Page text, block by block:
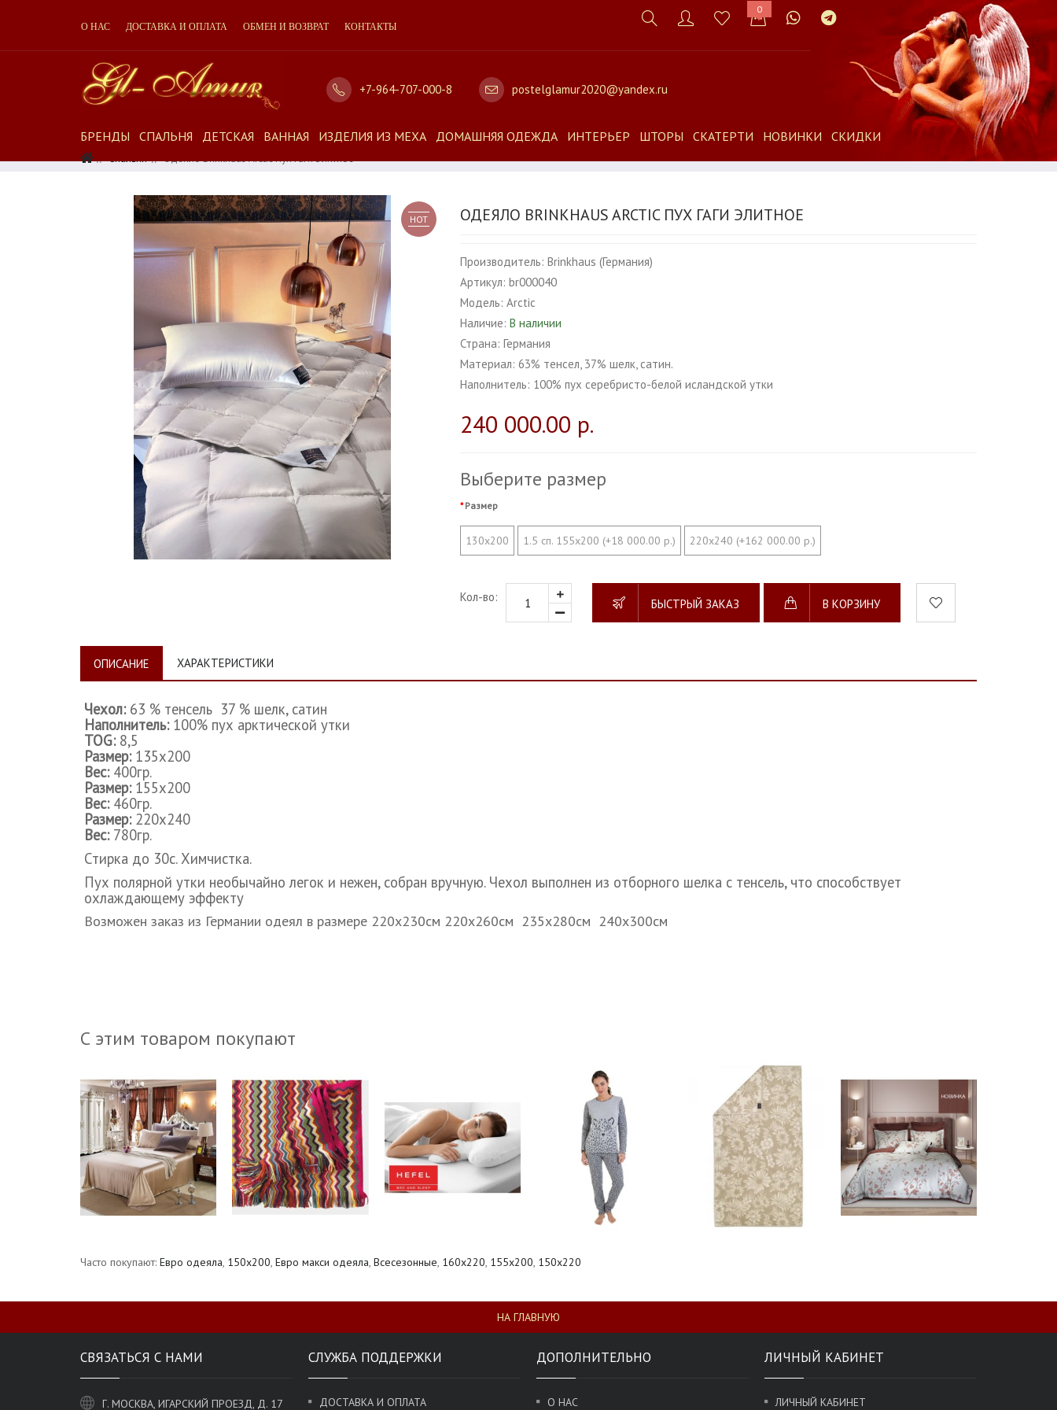
0
О НАС ДОСТАВКА И ОПЛАТА ОБМЕН И ВОЗВРАТ КОНТАКТЫ
+7-964-707-000-8 postelglamur2020@yandex.ru
БРЕНДЫ СПАЛЬНЯ ДЕТСКАЯ ВАННАЯ ИЗДЕЛИЯ ИЗ МЕХА ДОМАШНЯЯ ОДЕЖДА ИНТЕРЬЕР ШТОРЫ СКАТЕРТИ НОВИНКИ СКИДКИ
Спальня Одеяло Brinkhaus Arctic Пух Гаги Элитное
HOT ОДЕЯЛО BRINKHAUS ARCTIC ПУХ ГАГИ ЭЛИТНОЕ
Производитель: Brinkhaus (Германия)
Артикул: br000040
Модель: Arctic
Наличие: В наличии
Страна: Германия
Материал: 63% тенсел, 37% шелк, сатин.
Наполнитель: 100% пух серебристо-белой исландской утки
240 000.00 р.
Выберите размер
Размер
130х200 1.5 сп. 155х200 (+18 000.00 р.) 220х240 (+162 000.00 р.)
Кол-во: БЫСТРЫЙ ЗАКАЗ В КОРЗИНУ
ОПИСАНИЕ ХАРАКТЕРИСТИКИ
Чехол:63 % тенсель 37 % шелк, сатин
Наполнитель: 100% пух арктической утки
TOG: 8,5
Размер: 135x200
Вес: 400гр.
Размер: 155x200
Вес: 460гр.
Размер: 220x240
Вес: 780гр.
Стирка до 30с. Химчистка.
Пух полярной утки необычайно легок и нежен, собран вручную. Чехол выполнен из отборного шелка с тенсель, что способствует
охлаждающему эффекту
Возможен заказ из Германии одеял в размере 220х230см 220х260см 235х280см 240х300см
С этим товаром покупают
Часто покупают: Евро одеяла, 150х200, Евро макси одеяла, Всесезонные, 160x220, 155х200, 150x220
НА ГЛАВНУЮ
СВЯЗАТЬСЯ С НАМИ
Г. МОСКВА, ИГАРСКИЙ ПРОЕЗД, Д. 17
СЛУЖБА ПОДДЕРЖКИ
ДОСТАВКА И ОПЛАТА
ДОПОЛНИТЕЛЬНО
О НАС
ЛИЧНЫЙ КАБИНЕТ
ЛИЧНЫЙ КАБИНЕТ